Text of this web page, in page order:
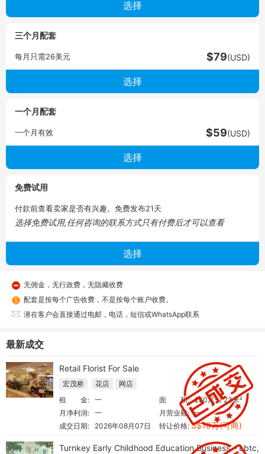
三个月配套
每月只需26美元 $79(USD)
一个月配套
一个月有效 $59(USD)
免费试用
付款前查看卖家是否有兴趣。免费发布21天
选择免费试用,任何咨询的联系方式只有付费后才可以查看
无佣金，无行政费，无隐藏收费
配套是按每个广告收费，不是按每个账户收费。
潜在客户会直接通过电邮，电话，短信或WhatsApp联系
最新成交
Retail Florist For Sale
宏茂桥 花店
网店
面 积: 250尺² / 23米²
租 金: 一
月营业额: 一
月净利润: 一
转让价格:S$10万(可商)
成交日期: 2026年08月07日
Turnkey Early Childhood Education Business – Lbtc,